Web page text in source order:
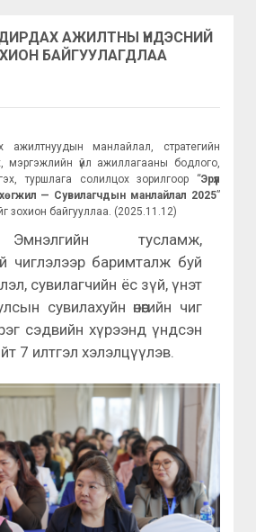
АЖИЛТНЫ ҮНДЭСНИЙ
БАЙГУУЛАГДЛАА
ажилтнуудын манлайлал, стратегийн
мэргэжлийн үйл ажиллагааны бодлого,
туршлага солилцох зорилгоор “Эрүүл
— Сувилагчдын манлайлал 2025”
зохион байгууллаа. (2025.11.12)
Эмнэлгийн тусламж,
чиглэлээр баримталж буй
сувилагчийн ёс зүй, үнэт
сувилахуйн өнөөгийн чиг
сэдвийн хүрээнд үндсэн
7 илтгэл хэлэлцүүлэв.